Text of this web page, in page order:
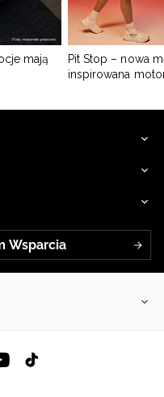
mają
Pit Stop – nowa
inspirowana
Wsparcia